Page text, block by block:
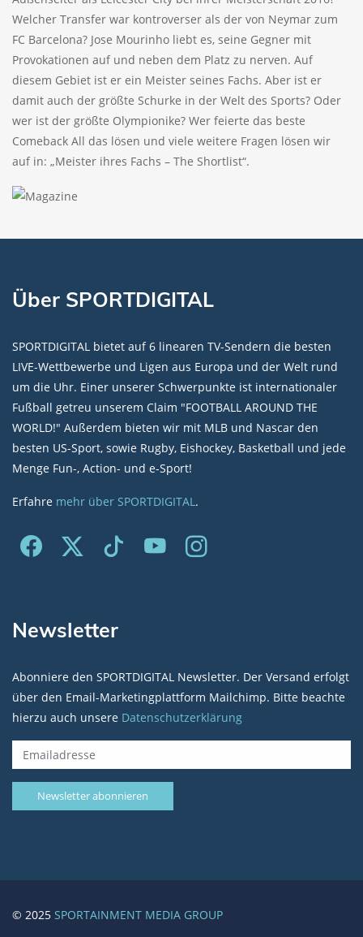
Welcher Transfer war kontroverser als der von Neymar zum
FC Barcelona? Jose Mourinho liebt es, seine Gegner mit
Provokationen auf und neben dem Platz zu nerven. Auf
diesem Gebiet ist er ein Meister seines Fachs. Aber ist er
damit auch der größte Schurke in der Welt des Sports? Oder
wer ist der größte Olympionike? Wer feierte das beste
Comeback All das lösen und viele weitere Fragen lösen wir
auf in: „Meister ihres Fachs – The Shortlist“.
Über SPORTDIGITAL
SPORTDIGITAL bietet auf 6 linearen TV-Sendern die besten
LIVE-Wettbewerbe und Ligen aus Europa und der Welt rund
um die Uhr. Einer unserer Schwerpunkte ist internationaler
Fußball getreu unserem Claim "FOOTBALL AROUND THE
WORLD!" Außerdem bieten wir mit MLB und Nascar den
besten US-Sport, sowie Rugby, Eishockey, Basketball und jede
Menge Fun-, Action- und e-Sport!
Erfahre mehr über SPORTDIGITAL .
Newsletter
Abonniere den SPORTDIGITAL Newsletter. Der Versand erfolgt
über den Email-Marketingplattform Mailchimp. Bitte beachte
hierzu auch unsere Datenschutzerklärung
© 2025 SPORTAINMENT MEDIA GROUP